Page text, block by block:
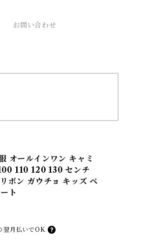
お問い合わせ
オールインワン キャミ
110 120 130 センチ
ボン ガウチョ キッズ ベ
ト
翌月払いでOK